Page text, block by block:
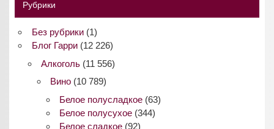
Рубрики
Без рубрики(1)
Блог Гарри(12 226)
Алкоголь(11 556)
Вино(10 789)
Белое полусладкое (63)
Белое полусухое (344)
Белое сладкое (92)